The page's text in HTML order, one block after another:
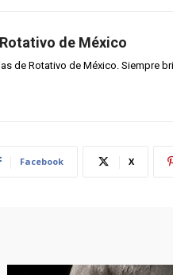
de México
de Rotativo de México. Siempre
Facebook X